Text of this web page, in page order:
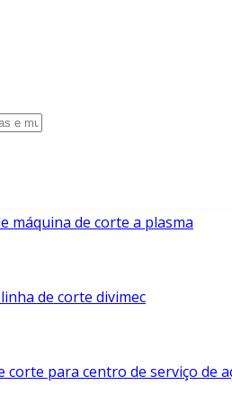
máquina de corte a plasma
de corte divimec
corte para centro de serviço de